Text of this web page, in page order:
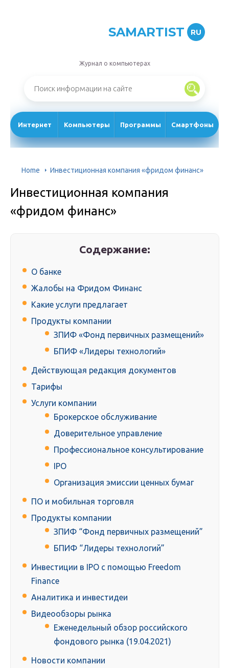
SAMARTIST RU
Журнал о компьютерах
Интернет Компьютеры Программы Смартфоны
Home Инвестиционная компания «фридом финанс»
Инвестиционная компания
«фридом финанс»
Содержание:
О банке
Жалобы на Фридом Финанс
Какие услуги предлагает
Продукты компании
ЗПИФ «Фонд первичных размещений»
БПИФ «Лидеры технологий»
Действующая редакция документов
Тарифы
Услуги компании
Брокерское обслуживание
Доверительное управление
Профессиональное консультирование
IPO
Организация эмиссии ценных бумаг
ПО и мобильная торговля
Продукты компании
ЗПИФ “Фонд первичных размещений”
БПИФ “Лидеры технологий”
Инвестиции в IPO с помощью Freedom
Finance
Аналитика и инвестидеи
Видеообзоры рынка
Еженедельный обзор российского
фондового рынка (19.04.2021)
Новости компании